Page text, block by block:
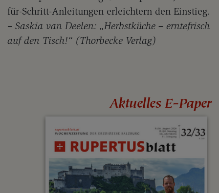
für-Schritt-Anleitungen erleichtern den Einstieg.
– Saskia van Deelen: „Herbstküche – erntefrisch
auf den Tisch!“ (Thorbecke Verlag)
Aktuelles E-Paper